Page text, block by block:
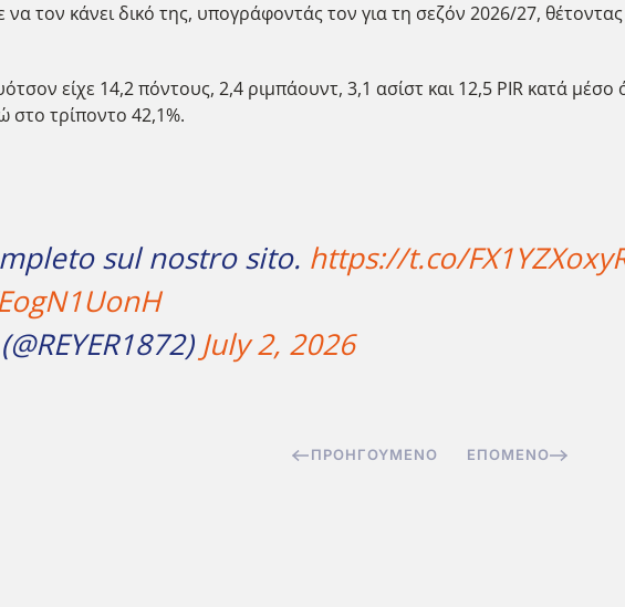
να τον κάνει δικό της, υπογράφοντάς τον για τη σεζόν 2026/27,
είχε 14,2 πόντους, 2,4 ριμπάουντ, 3,1 ασίστ και 12,5 PIR κατά
στο τρίποντο 42,1%.
sul nostro sito. https://t.co/
July 2, 2026
ΠΡΟΗΓΟΎΜΕΝΟ ΕΠΌΜΕΝΟ